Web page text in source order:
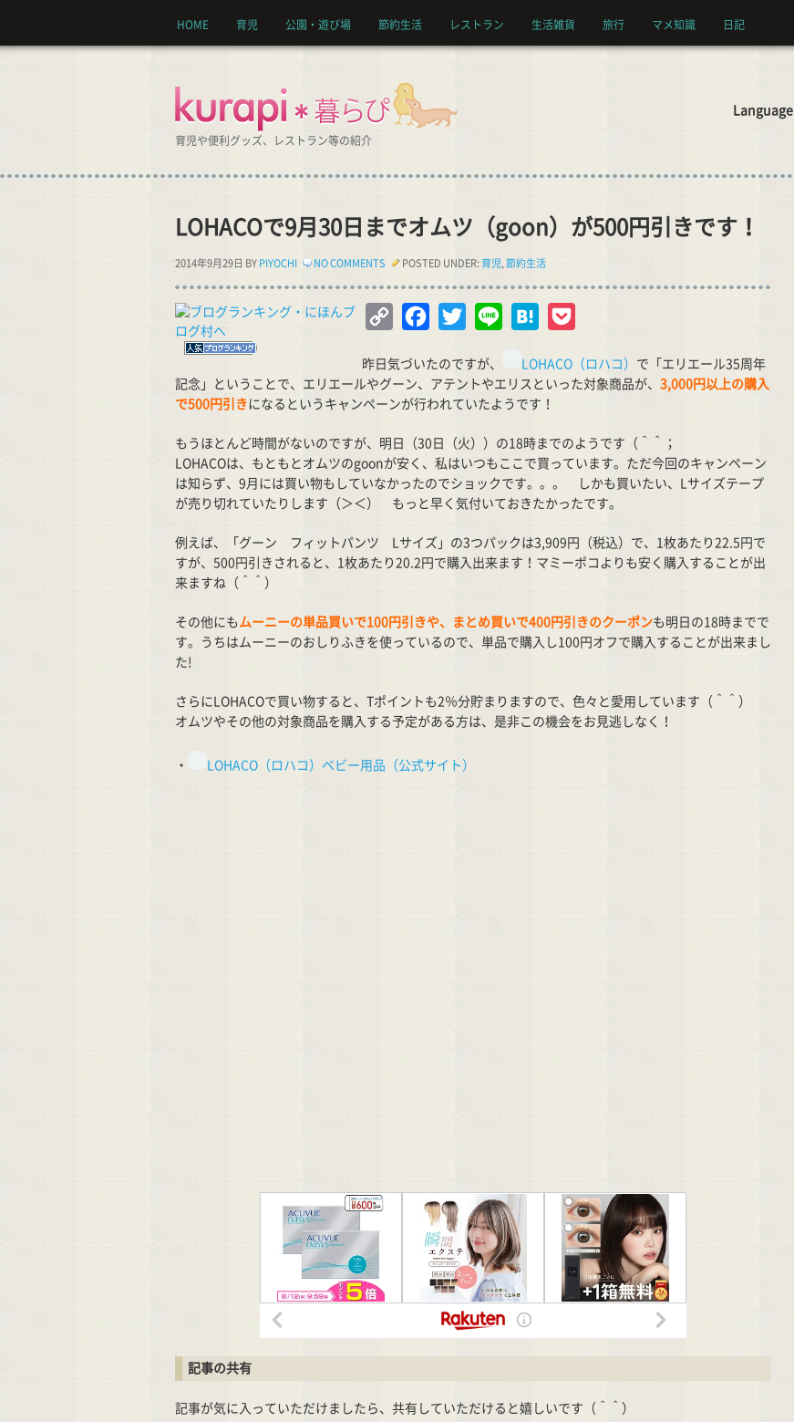
育児や便利グッズ、レストラン等の紹介
HOME 育児 公園・遊び場 節約生活 レストラン 生活雑貨 旅行 マメ知識 日記
Language
LOHACOで9月30日までオムツ（goon）が500円引きです！
2014年9月29日 BY PIYOCHI NO COMMENTS POSTED UNDER:育児 節約生活
Copy
Facebook
TwitterLine Hatena
昨日気づいたのですが、 LOHACO（ロハコ） で「エリエール35周年
記念」ということで、エリエールやグーン、アテントやエリスといった対象商品が、 3,000円以上の購入
で500円引きになるというキャンペーンが行われていたようです！
もうほとんど時間がないのですが、明日（30日（火））の18時までのようです（＾＾；
LOHACOは、もともとオムツのgoonが安く、私はいつもここで買っています。ただ今回のキャンペーン
は知らず、9月には買い物もしていなかったのでショックです。。。 しかも買いたい、Lサイズテープ
が売り切れていたりします（＞＜） もっと早く気付いておきたかったです。
例えば、「グーン フィットパンツ Lサイズ」の3つパックは3,909円（税込）で、1枚あたり22.5円で
すが、500円引きされると、1枚あたり20.2円で購入出来ます！マミーポコよりも安く購入することが出
来ますね（＾＾）
その他にも ムーニーの単品買いで100円引きや、まとめ買いで400円引きのクーポンも明日の18時までで
す。うちはムーニーのおしりふきを使っているので、単品で購入し100円オフで購入することが出来まし
た!
さらにLOHACOで買い物すると、Tポイントも2％分貯まりますので、色々と愛用しています（＾＾）
オムツやその他の対象商品を購入する予定がある方は、是非この機会をお見逃しなく！
・ LOHACO（ロハコ）ベビー用品（公式サイト）
記事の共有
記事が気に入っていただけましたら、共有していただけると嬉しいです（＾＾）